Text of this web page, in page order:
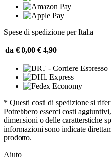
Spese di spedizione per Italia
da € 0,00 € 4,90
* Questi costi di spedizione si
Potrebbero esserci costi
dimensioni o delle caratterstiche
informazioni sono indicate
prodotto.
Aiuto